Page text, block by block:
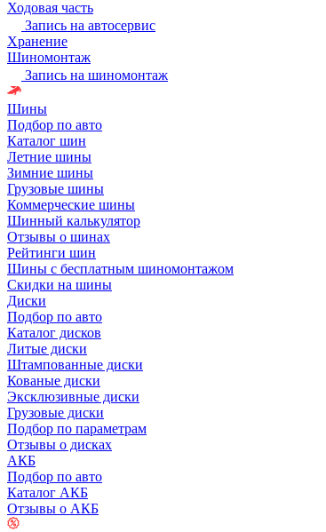
Ходовая часть
Запись на автосервис
Хранение
Шиномонтаж
Запись на шиномонтаж
Шины
Подбор по авто
Каталог шин
Летние шины
Зимние шины
Грузовые шины
Коммерческие шины
Шинный калькулятор
Отзывы о шинах
Рейтинги шин
Шины с бесплатным шиномонтажом
Скидки на шины
Диски
Подбор по авто
Каталог дисков
Литые диски
Штампованные диски
Кованые диски
Эксклюзивные диски
Грузовые диски
Подбор по параметрам
Отзывы о дисках
АКБ
Подбор по авто
Каталог АКБ
Отзывы о АКБ